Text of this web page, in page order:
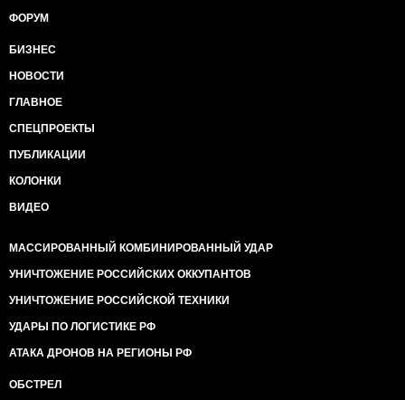
ФОРУМ
БИЗНЕС
НОВОСТИ
ГЛАВНОЕ
СПЕЦПРОЕКТЫ
ПУБЛИКАЦИИ
КОЛОНКИ
ВИДЕО
МАССИРОВАННЫЙ КОМБИНИРОВАННЫЙ УДАР
УНИЧТОЖЕНИЕ РОССИЙСКИХ ОККУПАНТОВ
УНИЧТОЖЕНИЕ РОССИЙСКОЙ ТЕХНИКИ
УДАРЫ ПО ЛОГИСТИКЕ РФ
АТАКА ДРОНОВ НА РЕГИОНЫ РФ
ОБСТРЕЛ